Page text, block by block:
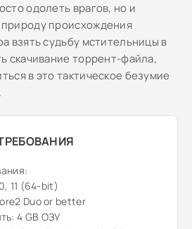
одолеть врагов, но и
происхождения
взять судьбу мстительницы в
скачивание торрент-файла,
в это тактическое безумие
11 (64-bit)
Duo or better
4 GB ОЗУ